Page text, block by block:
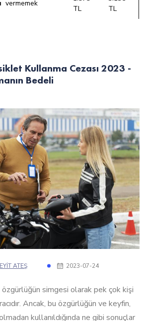
vermemek
TL
TL
Kullanma Cezası 2023 -
Bedeli
ATEŞ 2023-07-24
simgesi olarak pek çok kişi
Ancak, bu özgürlüğün ve keyfin,
kullanıldığında ne gibi sonuçlar